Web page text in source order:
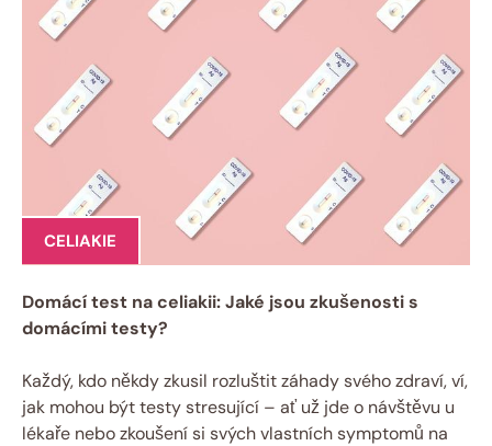
CELIAKIE
Domácí test na celiakii: Jaké jsou zkušenosti s
domácími testy?
Každý, kdo někdy zkusil rozluštit záhady svého zdraví, ví,
jak mohou být testy stresující – ať už jde o návštěvu u
lékaře nebo zkoušení si svých vlastních symptomů na